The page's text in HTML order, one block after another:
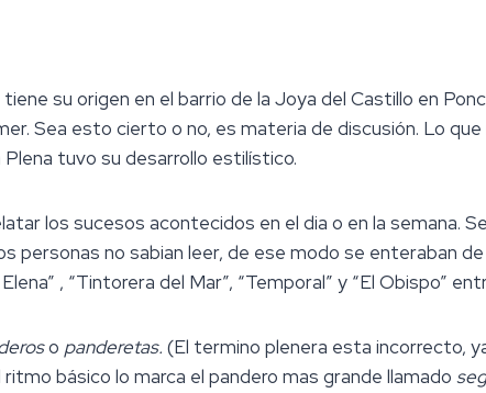
su origen en el barrio de la Joya del Castillo en
Sea esto cierto o no, es materia de discusión. Lo
tuvo su desarrollo estilístico.
los sucesos acontecidos en el dia o en la semana.
personas no sabian leer, de ese modo se enteraban
, “Tintorera del Mar”, “Temporal” y “El Obispo”
o panderetas. (El termino plenera esta incorrecto,
básico lo marca el pandero mas grande llamado